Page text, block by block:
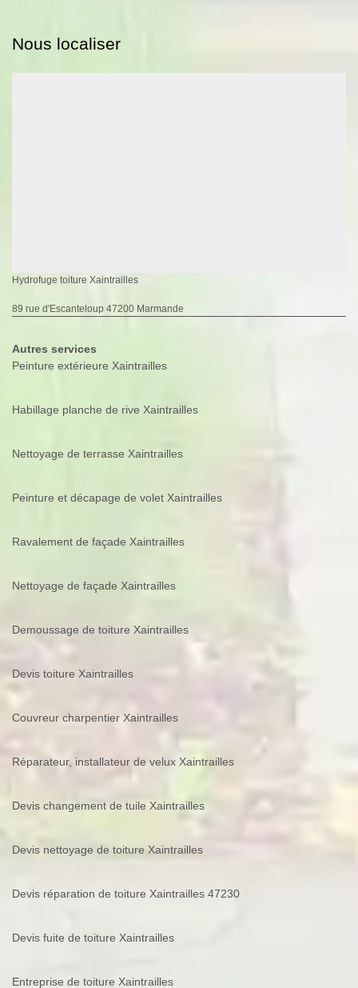
Nous localiser
Hydrofuge toiture Xaintrailles
89 rue d'Escanteloup 47200 Marmande
Autres services
Peinture extérieure Xaintrailles
Habillage planche de rive Xaintrailles
Nettoyage de terrasse Xaintrailles
Peinture et décapage de volet Xaintrailles
Ravalement de façade Xaintrailles
Nettoyage de façade Xaintrailles
Demoussage de toiture Xaintrailles
Devis toiture Xaintrailles
Couvreur charpentier Xaintrailles
Réparateur, installateur de velux Xaintrailles
Devis changement de tuile Xaintrailles
Devis nettoyage de toiture Xaintrailles
Devis réparation de toiture Xaintrailles 47230
Devis fuite de toiture Xaintrailles
Entreprise de toiture Xaintrailles